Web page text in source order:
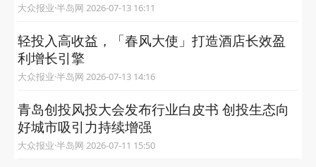
大众报业·半岛网 2026-07-13 16:11
轻投入高收益，「春风大使」打造酒店长效盈
利增长引擎
大众报业·半岛网 2026-07-13 14:16
青岛创投风投大会发布行业白皮书 创投生态向
好城市吸引力持续增强
大众报业·半岛网 2026-07-11 15:50